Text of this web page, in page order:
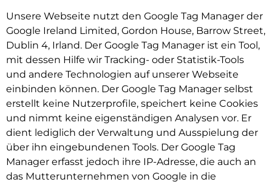
Unsere Webseite nutzt den Google Tag Manager der
Google Ireland Limited, Gordon House, Barrow Street,
Dublin 4, Irland. Der Google Tag Manager ist ein Tool,
mit dessen Hilfe wir Tracking- oder Statistik-Tools
und andere Technologien auf unserer Webseite
einbinden können. Der Google Tag Manager selbst
erstellt keine Nutzerprofile, speichert keine Cookies
und nimmt keine eigenständigen Analysen vor. Er
dient lediglich der Verwaltung und Ausspielung der
über ihn eingebundenen Tools. Der Google Tag
Manager erfasst jedoch ihre IP-Adresse, die auch an
das Mutterunternehmen von Google in die